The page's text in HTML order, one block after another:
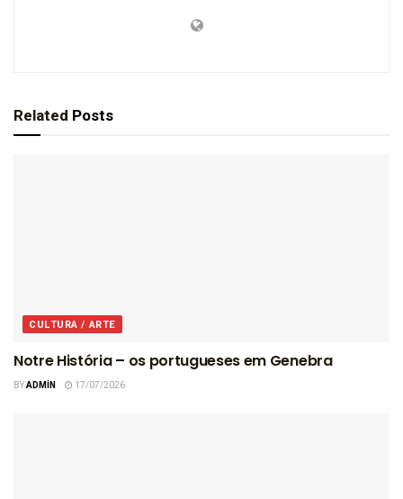
Related Posts
CULTURA / ARTE
Notre História – os portugueses em Genebra
BYADMIN 17/07/2026